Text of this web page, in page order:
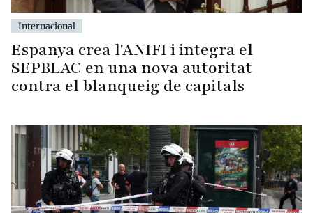
Internacional
Espanya crea l'ANIFI i integra el
SEPBLAC en una nova autoritat
contra el blanqueig de capitals